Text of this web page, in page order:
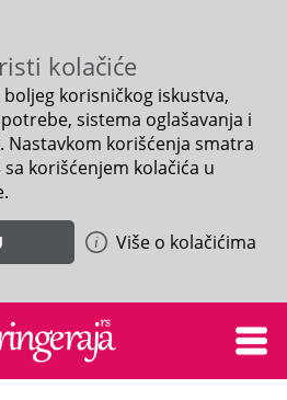
kolačiće
korisničkog iskustva,
sistema oglašavanja i
Nastavkom korišćenja smatra
sa korišćenjem kolačića u
Više o kolačićima